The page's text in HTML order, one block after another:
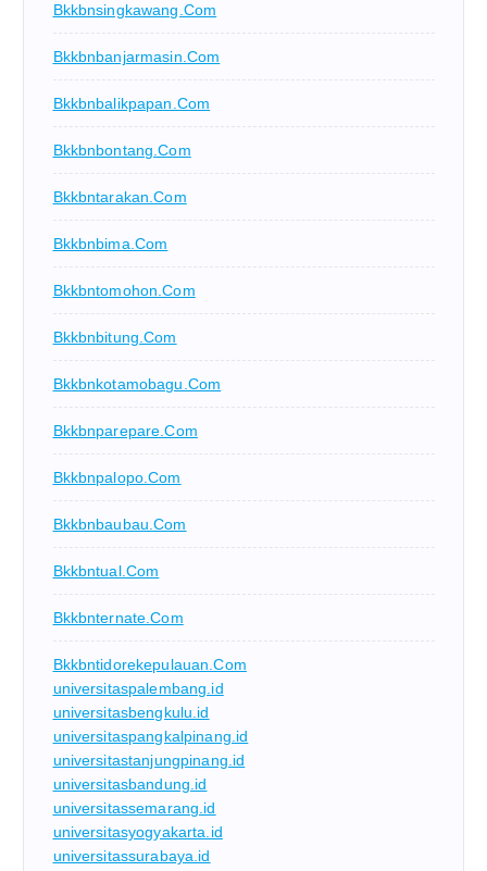
Bkkbnsingkawang.com
Bkkbnbanjarmasin.com
Bkkbnbalikpapan.com
Bkkbnbontang.com
Bkkbntarakan.com
Bkkbnbima.com
Bkkbntomohon.com
Bkkbnbitung.com
Bkkbnkotamobagu.com
Bkkbnparepare.com
Bkkbnpalopo.com
Bkkbnbaubau.com
Bkkbntual.com
Bkkbnternate.com
Bkkbntidorekepulauan.com
universitaspalembang.id
universitasbengkulu.id
universitaspangkalpinang.id
universitastanjungpinang.id
universitasbandung.id
universitassemarang.id
universitasyogyakarta.id
universitassurabaya.id